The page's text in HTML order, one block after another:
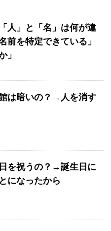
人」と「名」は何が違
前を特定できている」
」
は暗いの？→人を消す
を祝うの？→誕生日に
になったから